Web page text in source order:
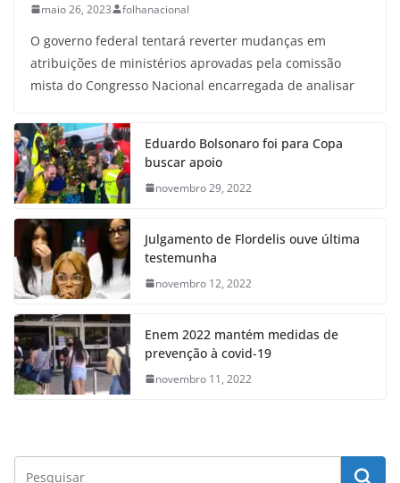
maio 26, 2023 folhanacional
O governo federal tentará reverter mudanças em
atribuições de ministérios aprovadas pela comissão
mista do Congresso Nacional encarregada de analisar
Eduardo Bolsonaro foi para Copa
buscar apoio
novembro 29, 2022
Julgamento de Flordelis ouve última
testemunha
novembro 12, 2022
Enem 2022 mantém medidas de
prevenção à covid-19
novembro 11, 2022